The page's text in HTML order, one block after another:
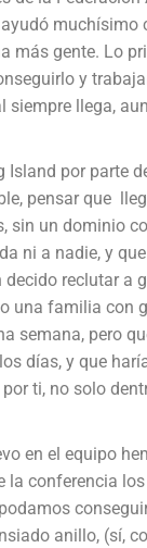
muchísimo
más gente. Lo
y
siempre llega,
Island por parte
pensar que
sin un dominio
ni a nadie, y
reclutar a
una familia con
semana, pero
días, y que
ti, no solo
en el equipo
la conferencia
anillo, (sí,